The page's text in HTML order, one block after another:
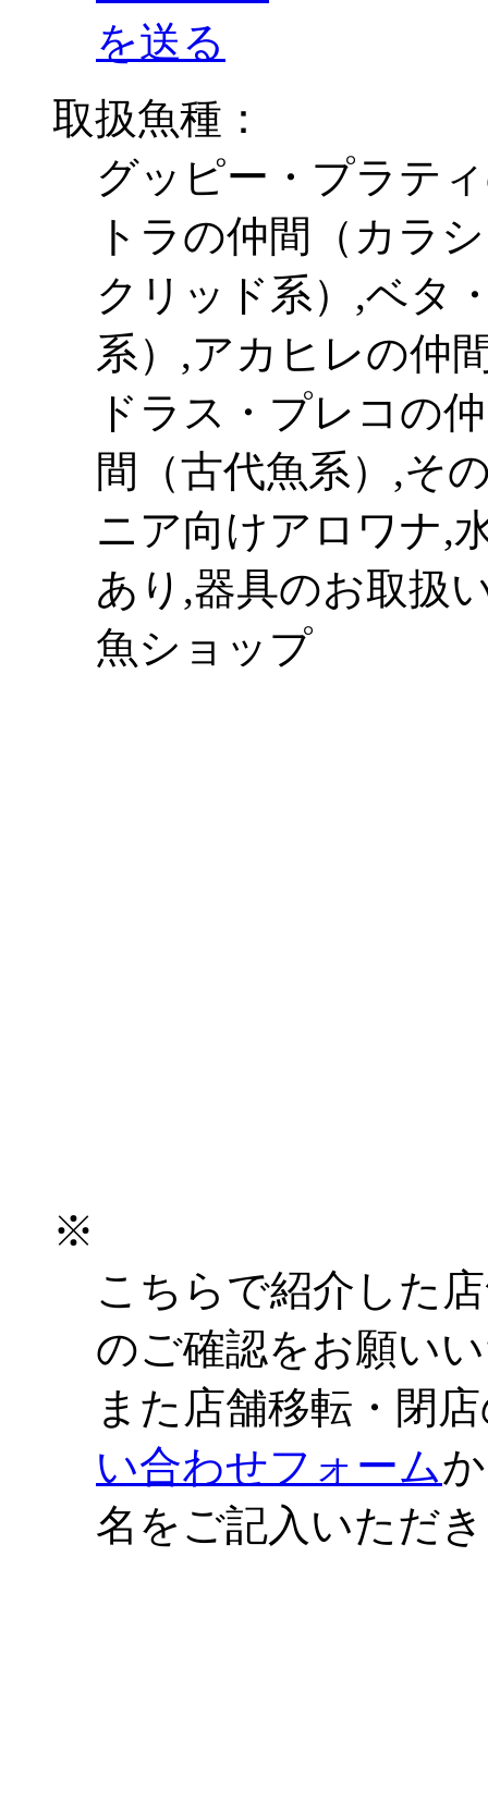
取扱魚種：
グッピー・プラテ
トラの仲間（カラ
クリッド系）,ベタ
系）,アカヒレの仲
ドラス・プレコの
間（古代魚系）,そ
ニア向けアロワナ,
あり,器具のお取扱
魚ショップ
※
こちらで紹介した
のご確認をお願い
また店舗移転・閉
い合わせフォーム
名をご記入いただ